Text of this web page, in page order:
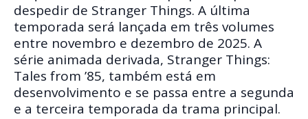
despedir de Stranger Things. A última
temporada será lançada em três volumes
entre novembro e dezembro de 2025. A
série animada derivada, Stranger Things:
Tales from ’85, também está em
desenvolvimento e se passa entre a segunda
e a terceira temporada da trama principal.